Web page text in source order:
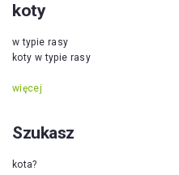
koty
w typie rasy
koty w typie rasy
więcej
Szukasz
kota?